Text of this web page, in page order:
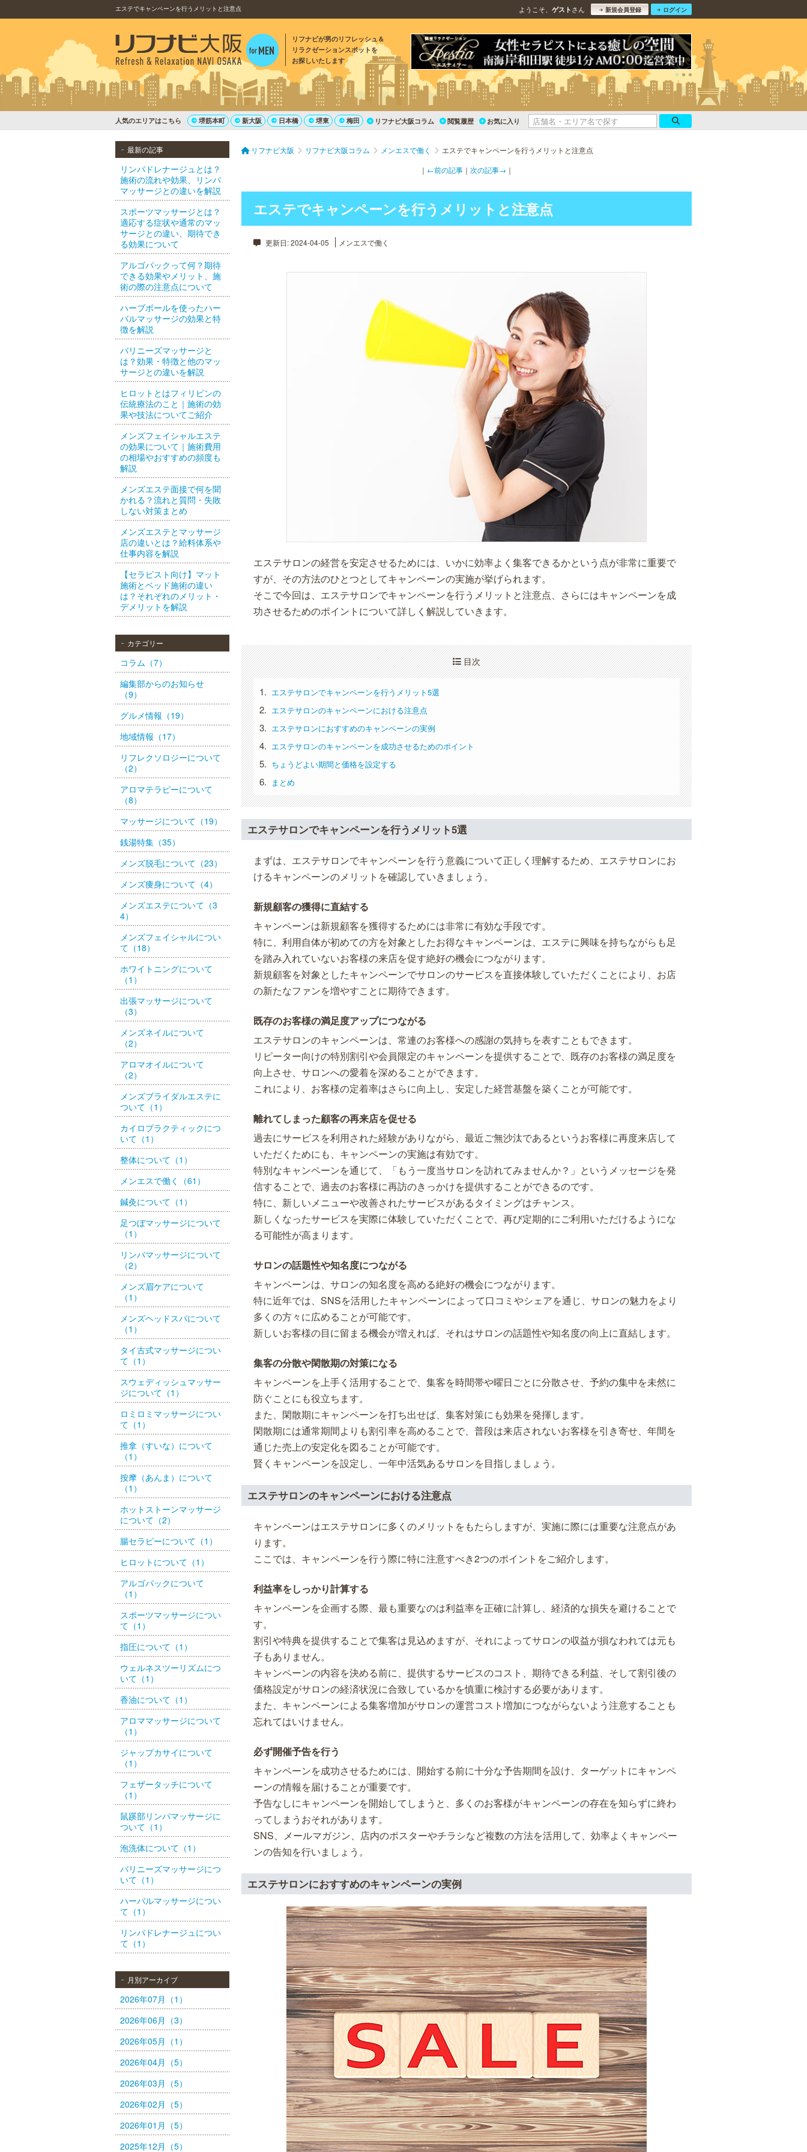
エステでキャンペーンを行うメリットと注意点 ようこそ、 ゲスト さん 新規会員登録 ログイン
リフナビが男のリフレッシュ＆
リラクゼーションスポットを
お探しいたします
人気のエリアはこちら 堺筋本町 新大阪 日本橋 堺東 梅田 リフナビ大阪コラム 閲覧履歴 お気に入り
最新の記事
リンパドレナージュとは？
施術の流れや効果、リンパ
マッサージとの違いを解説
スポーツマッサージとは？
適応する症状や通常のマッ
サージとの違い、期待でき
る効果について
アルゴパックって何？期待
できる効果やメリット、施
術の際の注意点について
ハーブボールを使ったハー
バルマッサージの効果と特
徴を解説
バリニーズマッサージと
は？効果・特徴と他のマッ
サージとの違いを解説
ヒロットとはフィリピンの
伝統療法のこと｜施術の効
果や技法についてご紹介
メンズフェイシャルエステ
の効果について｜施術費用
の相場やおすすめの頻度も
解説
メンズエステ面接で何を聞
かれる？流れと質問・失敗
しない対策まとめ
メンズエステとマッサージ
店の違いとは？給料体系や
仕事内容を解説
【セラピスト向け】マット
施術とベッド施術の違い
は？それぞれのメリット・
デメリットを解説
カテゴリー
コラム（7）
編集部からのお知らせ
（9）
グルメ情報（19）
地域情報（17）
リフレクソロジーについて
（2）
アロマテラピーについて
（8）
マッサージについて（19）
銭湯特集（35）
メンズ脱毛について（23）
メンズ痩身について（4）
メンズエステについて（3
4）
メンズフェイシャルについ
て（18）
ホワイトニングについて
（1）
出張マッサージについて
（3）
メンズネイルについて
（2）
アロマオイルについて
（2）
メンズブライダルエステに
ついて（1）
カイロプラクティックにつ
いて（1）
整体について（1）
メンエスで働く（61）
鍼灸について（1）
足つぼマッサージについて
（1）
リンパマッサージについて
（2）
メンズ眉ケアについて
（1）
メンズヘッドスパについて
（1）
タイ古式マッサージについ
て（1）
スウェディッシュマッサー
ジについて（1）
ロミロミマッサージについ
て（1）
推拿（すいな）について
（1）
按摩（あんま）について
（1）
ホットストーンマッサージ
について（2）
腸セラピーについて（1）
ヒロットについて（1）
アルゴパックについて
（1）
スポーツマッサージについ
て（1）
指圧について（1）
ウェルネスツーリズムにつ
いて（1）
香油について（1）
アロママッサージについて
（1）
ジャップカサイについて
（1）
フェザータッチについて
（1）
鼠蹊部リンパマッサージに
ついて（1）
泡洗体について（1）
バリニーズマッサージにつ
いて（1）
ハーバルマッサージについ
て（1）
リンパドレナージュについ
て（1）
月別アーカイブ
2026年07月（1）
2026年06月（3）
2026年05月（1）
2026年04月（5）
2026年03月（5）
2026年02月（5）
2026年01月（5）
2025年12月（5）
リフナビ大阪 リフナビ大阪コラム メンエスで働く
エステでキャンペーンを行うメリットと注意点
｜ ←前の記事 ｜ 次の記事→ ｜
エステでキャンペーンを行うメリットと注意点
更新日: 2024-04-05 メンエスで働く
エステサロンの経営を安定させるためには、いかに効率よく集客できるかという点が非常に重要で
すが、その方法のひとつとしてキャンペーンの実施が挙げられます。
そこで今回は、エステサロンでキャンペーンを行うメリットと注意点、さらにはキャンペーンを成
功させるためのポイントについて詳しく解説していきます。
目次
エステサロンでキャンペーンを行うメリット5選
エステサロンのキャンペーンにおける注意点
エステサロンにおすすめのキャンペーンの実例
エステサロンのキャンペーンを成功させるためのポイント
ちょうどよい期間と価格を設定する
まとめ
エステサロンでキャンペーンを行うメリット5選
まずは、エステサロンでキャンペーンを行う意義について正しく理解するため、エステサロンにお
けるキャンペーンのメリットを確認していきましょう。
新規顧客の獲得に直結する
キャンペーンは新規顧客を獲得するためには非常に有効な手段です。
特に、利用自体が初めての方を対象としたお得なキャンペーンは、エステに興味を持ちながらも足
を踏み入れていないお客様の来店を促す絶好の機会につながります。
新規顧客を対象としたキャンペーンでサロンのサービスを直接体験していただくことにより、お店
の新たなファンを増やすことに期待できます。
既存のお客様の満足度アップにつながる
エステサロンのキャンペーンは、常連のお客様への感謝の気持ちを表すこともできます。
リピーター向けの特別割引や会員限定のキャンペーンを提供することで、既存のお客様の満足度を
向上させ、サロンへの愛着を深めることができます。
これにより、お客様の定着率はさらに向上し、安定した経営基盤を築くことが可能です。
離れてしまった顧客の再来店を促せる
過去にサービスを利用された経験がありながら、最近ご無沙汰であるというお客様に再度来店して
いただくためにも、キャンペーンの実施は有効です。
特別なキャンペーンを通じて、「もう一度当サロンを訪れてみませんか？」というメッセージを発
信することで、過去のお客様に再訪のきっかけを提供することができるのです。
特に、新しいメニューや改善されたサービスがあるタイミングはチャンス。
新しくなったサービスを実際に体験していただくことで、再び定期的にご利用いただけるようにな
る可能性が高まります。
サロンの話題性や知名度につながる
キャンペーンは、サロンの知名度を高める絶好の機会につながります。
特に近年では、SNSを活用したキャンペーンによって口コミやシェアを通じ、サロンの魅力をより
多くの方々に広めることが可能です。
新しいお客様の目に留まる機会が増えれば、それはサロンの話題性や知名度の向上に直結します。
集客の分散や閑散期の対策になる
キャンペーンを上手く活用することで、集客を時間帯や曜日ごとに分散させ、予約の集中を未然に
防ぐことにも役立ちます。
また、閑散期にキャンペーンを打ち出せば、集客対策にも効果を発揮します。
閑散期には通常期間よりも割引率を高めることで、普段は来店されないお客様を引き寄せ、年間を
通じた売上の安定化を図ることが可能です。
賢くキャンペーンを設定し、一年中活気あるサロンを目指しましょう。
エステサロンのキャンペーンにおける注意点
キャンペーンはエステサロンに多くのメリットをもたらしますが、実施に際には重要な注意点があ
ります。
ここでは、キャンペーンを行う際に特に注意すべき2つのポイントをご紹介します。
利益率をしっかり計算する
キャンペーンを企画する際、最も重要なのは利益率を正確に計算し、経済的な損失を避けることで
す。
割引や特典を提供することで集客は見込めますが、それによってサロンの収益が損なわれては元も
子もありません。
キャンペーンの内容を決める前に、提供するサービスのコスト、期待できる利益、そして割引後の
価格設定がサロンの経済状況に合致しているかを慎重に検討する必要があります。
また、キャンペーンによる集客増加がサロンの運営コスト増加につながらないよう注意することも
忘れてはいけません。
必ず開催予告を行う
キャンペーンを成功させるためには、開始する前に十分な予告期間を設け、ターゲットにキャンペ
ーンの情報を届けることが重要です。
予告なしにキャンペーンを開始してしまうと、多くのお客様がキャンペーンの存在を知らずに終わ
ってしまうおそれがあります。
SNS、メールマガジン、店内のポスターやチラシなど複数の方法を活用して、効率よくキャンペー
ンの告知を行いましょう。
エステサロンにおすすめのキャンペーンの実例